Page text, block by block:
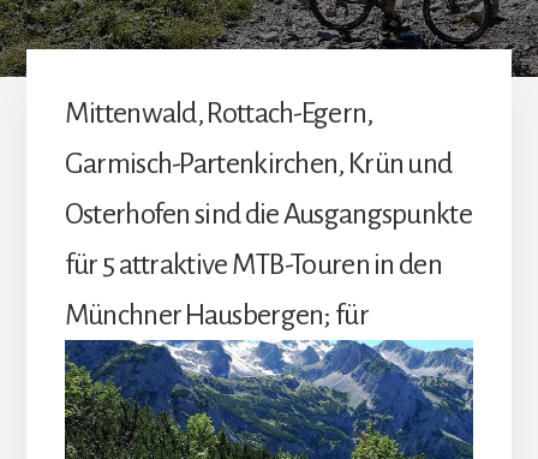
Mittenwald, Rottach-Egern,
Garmisch-Partenkirchen, Krün und
Osterhofen sind die Ausgangspunkte
für 5 attraktive MTB-Touren in den
Münchner Hausbergen; für